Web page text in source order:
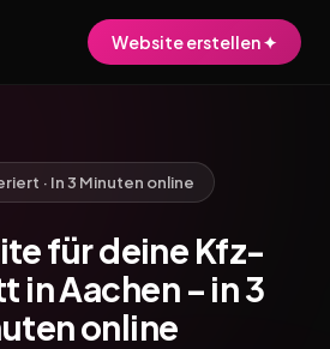
Website erstellen ✦
· In 3 Minuten online
für deine Kfz-
in Aachen – in 3
online